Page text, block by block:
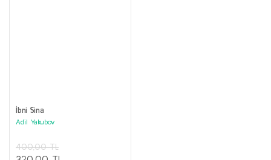
İbni Sina
Adil Yakubov
400,00 TL